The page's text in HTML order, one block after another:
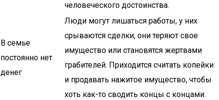
человеческого достоинства.
В семье
постоянно нет
денег
Люди могут лишаться работы, у них
срываются сделки, они теряют свое
имущество или становятся жертвами
грабителей. Приходится считать копейки
и продавать нажитое имущество, чтобы
хоть как-то сводить концы с концами.